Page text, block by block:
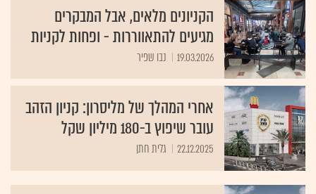
הקניונים מלאים, אבל המבקרים
מגיעים להתאווררות - ופחות לקניות
19.03.2026 נבו שפיר
אחרי המהלך של מליסרון: קניון הזהב
עובר שיפוץ ב-180 מיליון שקל
22.12.2025 גלית חתן